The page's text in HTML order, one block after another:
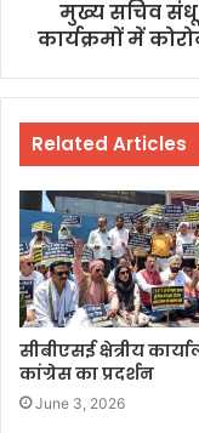
मुख्य सचिव संधू
कार्यक्रमों में
Related Articles
सीबीएसई क्षेत्रीय
कांग्रेस का प्रदर्शन
June 3, 2026